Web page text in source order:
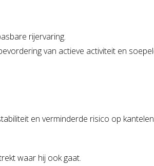
rijervaring.
van actieve activiteit en
en verminderde risico op
waar hij ook gaat.